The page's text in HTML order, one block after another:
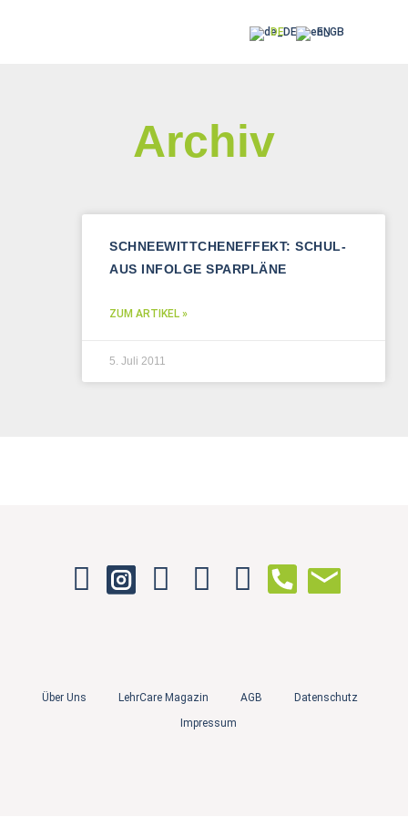
DE EN
Archiv
SCHNEEWITTCHENEFFEKT: SCHUL-
AUS INFOLGE SPARPLÄNE
ZUM ARTIKEL »
5. Juli 2011
Über Uns LehrCare Magazin AGB
Datenschutz
Impressum